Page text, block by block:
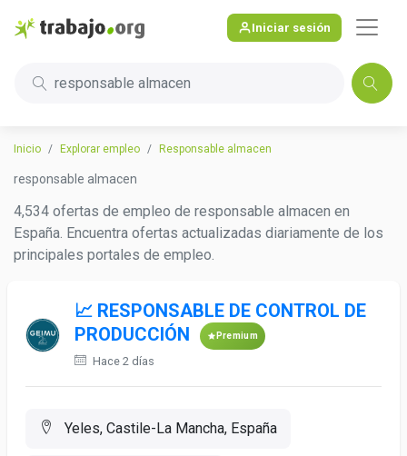
Iniciar sesión
responsable almacen
Inicio Explorar empleo Responsable almacen
responsable almacen
4,534 ofertas de empleo de responsable almacen en
España. Encuentra ofertas actualizadas diariamente de los
principales portales de empleo.
📈 RESPONSABLE DE CONTROL DE
PRODUCCIÓN
Premium
Hace 2 días
Yeles, Castile-La Mancha, España